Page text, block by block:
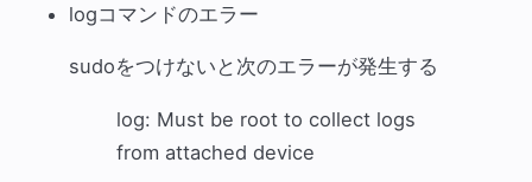
logコマンドのエラー
sudoをつけないと次のエラーが発生する
log: Must be root to collect logs
from attached device